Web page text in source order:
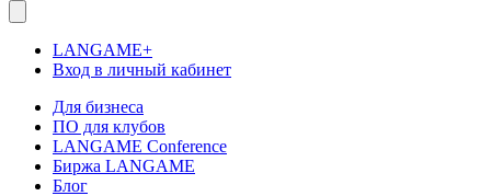
LANGAME+
Вход в личный кабинет
Для бизнеса
ПО для клубов
LANGAME Conference
Биржа LANGAME
Блог